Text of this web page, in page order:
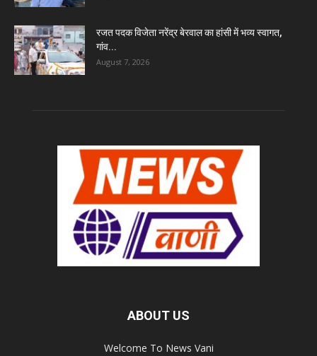
रजत पदक विजेता नरेंद्र बेरवाल का हांसी में भव्य स्वागत,
गांव...
August 7, 2026
ABOUT US
Welcome To News Vani